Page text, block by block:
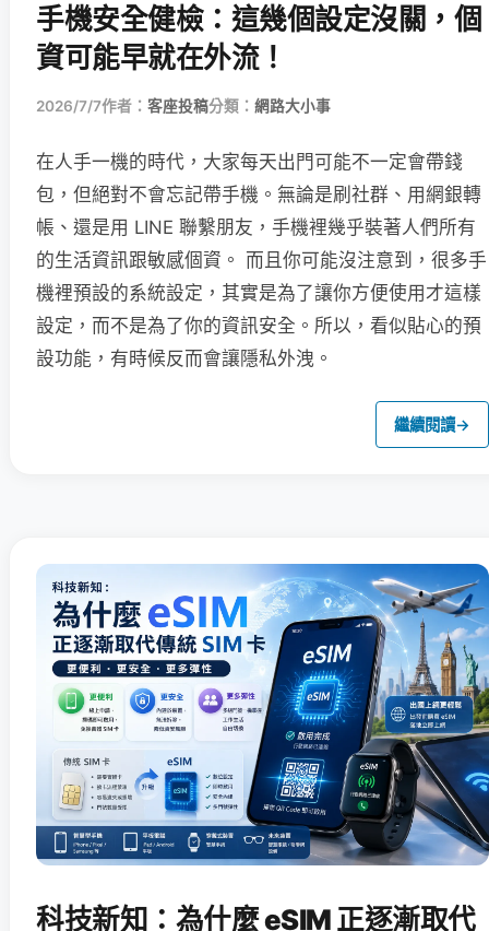
手機安全健檢：這幾個設定沒關，個
資可能早就在外流！
2026/7/7作者： 客座投稿分類： 網路大小事
在人手一機的時代，大家每天出門可能不一定會帶錢
包，但絕對不會忘記帶手機。無論是刷社群、用網銀轉
帳、還是用 LINE 聯繫朋友，手機裡幾乎裝著人們所有
的生活資訊跟敏感個資。 而且你可能沒注意到，很多手
機裡預設的系統設定，其實是為了讓你方便使用才這樣
設定，而不是為了你的資訊安全。所以，看似貼心的預
設功能，有時候反而會讓隱私外洩。
繼續閱讀→
科技新知：為什麼 eSIM 正逐漸取代